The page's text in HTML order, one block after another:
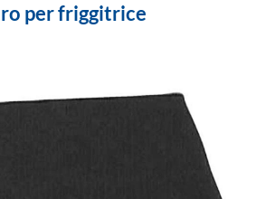
per friggitrice